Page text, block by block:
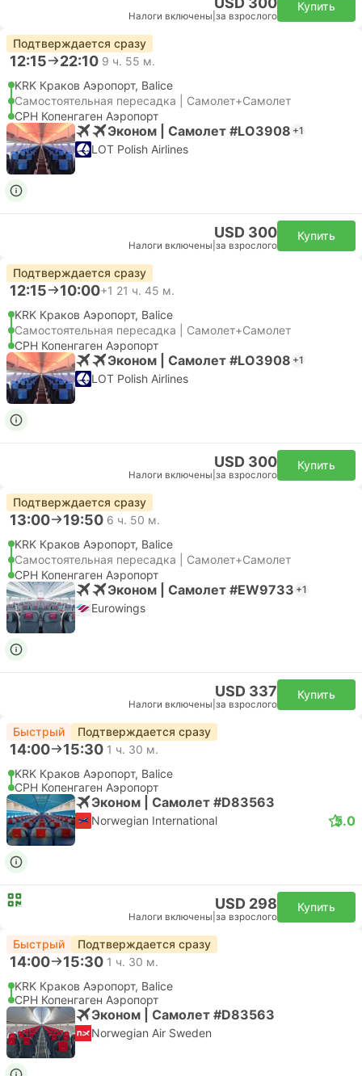
Налоги включены за взрослого
Купить
Подтверждается сразу
12:15 22:10 9 ч. 55 м.
KRK Краков Аэропорт, Balice
Самостоятельная пересадка | Самолет+Самолет
CPH Копенгаген Аэропорт
Эконом | Самолет #LO3908 +1
LOT Polish Airlines
USD 300
Налоги включены за взрослого
Купить
Подтверждается сразу
12:15 10:00+1 21 ч. 45 м.
KRK Краков Аэропорт, Balice
Самостоятельная пересадка | Самолет+Самолет
CPH Копенгаген Аэропорт
Эконом | Самолет #LO3908 +1
LOT Polish Airlines
USD 300
Налоги включены за взрослого
Купить
Подтверждается сразу
13:00 19:50 6 ч. 50 м.
KRK Краков Аэропорт, Balice
Самостоятельная пересадка | Самолет+Самолет
CPH Копенгаген Аэропорт
Эконом | Самолет #EW9733 +1
Eurowings
USD 337
Налоги включены за взрослого
Купить
Быстрый Подтверждается сразу
14:00 15:30 1 ч. 30 м.
KRK Краков Аэропорт, Balice
CPH Копенгаген Аэропорт
Эконом | Самолет #D83563
Norwegian International 5.0
USD 298
Налоги включены за взрослого
Купить
Быстрый Подтверждается сразу
14:00 15:30 1 ч. 30 м.
KRK Краков Аэропорт, Balice
CPH Копенгаген Аэропорт
Эконом | Самолет #D83563
Norwegian Air Sweden